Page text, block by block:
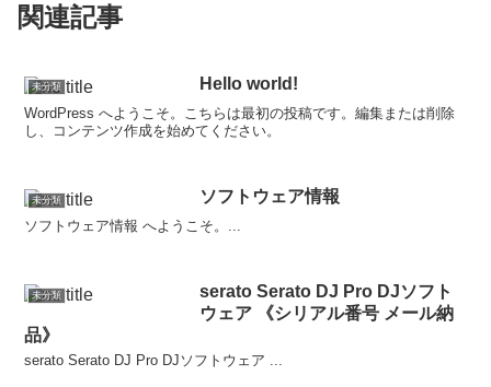
関連記事
未分類 Hello world!
WordPress へようこそ。こちらは最初の投稿です。編集または削除
し、コンテンツ作成を始めてください。
未分類 ソフトウェア情報
ソフトウェア情報 へようこそ。...
未分類
serato Serato DJ Pro DJソフト
ウェア 《シリアル番号 メール納
品》
serato Serato DJ Pro DJソフトウェア ...